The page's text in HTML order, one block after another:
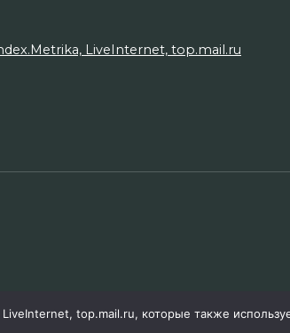
LiveInternet, top.mail.ru
top.mail.ru, которые также